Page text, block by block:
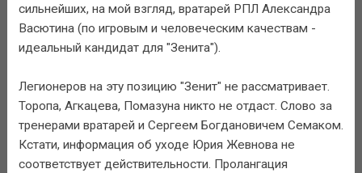
сильнейших, на мой взгляд, вратарей РПЛ Александра
Васютина (по игровым и человеческим качествам -
идеальный кандидат для "Зенита").
Легионеров на эту позицию "Зенит" не рассматривает.
Торопа, Агкацева, Помазуна никто не отдаст. Слово за
тренерами вратарей и Сергеем Богдановичем Семаком.
Кстати, информация об уходе Юрия Жевнова не
соответствует действительности. Пролангация